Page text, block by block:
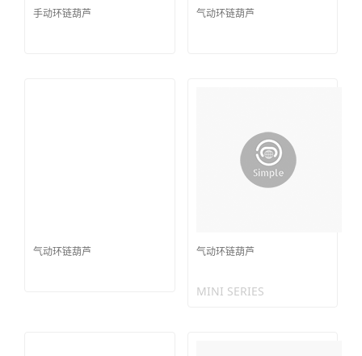
手动环链葫芦 气动环链葫芦
气动环链葫芦 气动环链葫芦
MINI SERIES